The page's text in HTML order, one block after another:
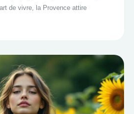
de vivre, la Provence attire